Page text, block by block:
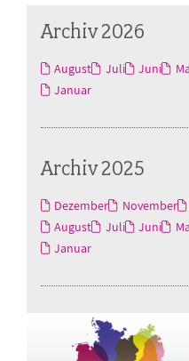
Archiv 2026
August Juli Juni
Januar
Archiv 2025
Dezember November
August
Juli Juni
Januar